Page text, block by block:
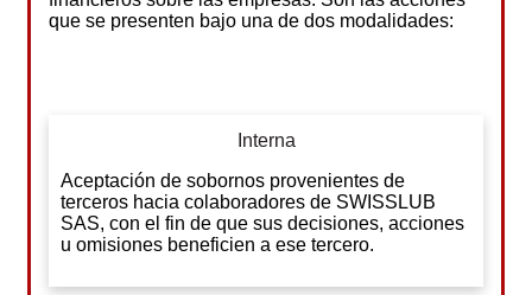
que se presenten bajo una de dos modalidades:
Interna
Aceptación de sobornos provenientes de
terceros hacia colaboradores de SWISSLUB
SAS, con el fin de que sus decisiones, acciones
u omisiones beneficien a ese tercero.